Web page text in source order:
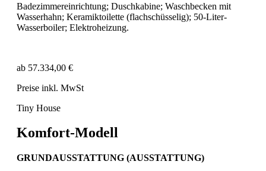
Badezimmereinrichtung; Duschkabine; Waschbecken mit
Wasserhahn; Keramiktoilette (flachschüsselig); 50-Liter-
Wasserboiler; Elektroheizung.
ab 57.334,00 €
Preise inkl. MwSt
Tiny House
Komfort-Modell
GRUNDAUSSTATTUNG (AUSSTATTUNG)